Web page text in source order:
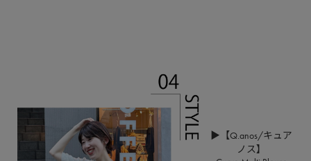
▶【Q.anos/キュア
ノス】